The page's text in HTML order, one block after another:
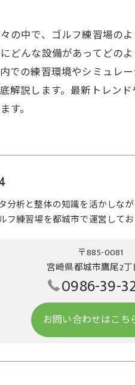
の中で、ゴルフ練習場の
んな設備があってどの
での練習環境やシミュレ
解説します。最新トレン
す。
分析と整体の知識を活かしな
練習場を都城市で運営してお
〒885-0081
宮崎県都城市鷹尾2丁
0986-39-
お問い合わせはこち